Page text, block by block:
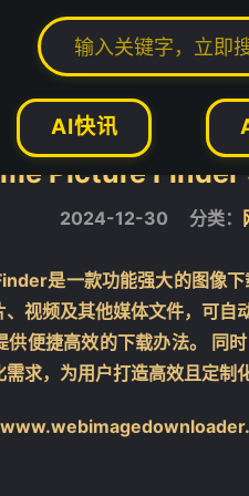
AI快讯
件、工具、资讯  电脑软件  网络工
Picture Finder
2024-12-30 分类：
是一款功能强大的图像下
视频及其他媒体文件，可
供便捷高效的下载办法。 同
求，为用户打造高效且定制